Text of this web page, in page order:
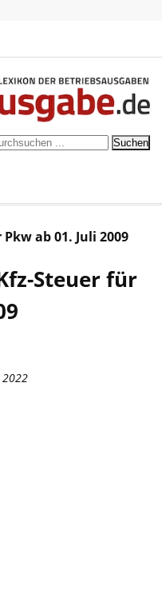
ab 01. Juli 2009
Steuer für